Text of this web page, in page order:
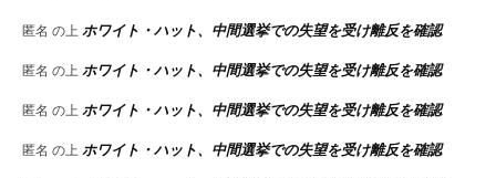
匿名 の上 ホワイト・ハット、中間選挙での失望を受け離反を確認
匿名 の上 ホワイト・ハット、中間選挙での失望を受け離反を確認
匿名 の上 ホワイト・ハット、中間選挙での失望を受け離反を確認
匿名 の上 ホワイト・ハット、中間選挙での失望を受け離反を確認